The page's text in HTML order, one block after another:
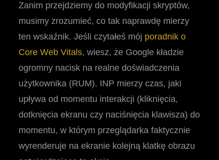
Zanim przejdziemy do modyfikacji skryptów,
musimy zrozumieć, co tak naprawdę mierzy
ten wskaźnik. Jeśli czytałeś mój poradnik o
Core Web Vitals, wiesz, że Google kładzie
ogromny nacisk na realne doświadczenia
użytkownika (RUM). INP mierzy czas, jaki
upływa od momentu interakcji (kliknięcia,
dotknięcia ekranu czy naciśnięcia klawisza) do
momentu, w którym przeglądarka faktycznie
wyrenderuje na ekranie kolejną klatkę obrazu